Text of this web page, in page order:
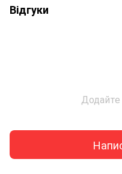
Відгуки